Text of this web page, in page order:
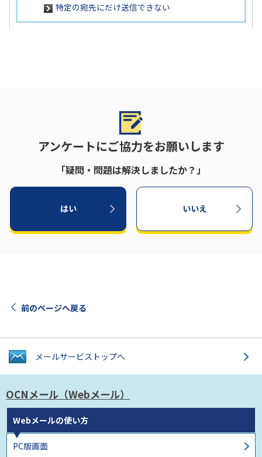
特定の宛先にだけ送信できない
アンケートにご協力をお願いします
「疑問・問題は解決しましたか？」
はい いいえ
前のページへ戻る
メールサービス トップへ
OCNメール （Webメール）
Webメールの使い方
PC版画面